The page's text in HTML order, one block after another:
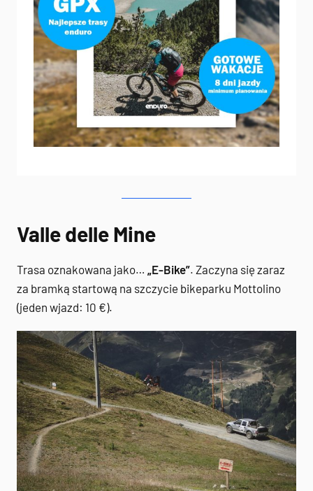
Valle delle Mine
Trasa oznakowana jako… „E-Bike”. Zaczyna się zaraz
za bramką startową na szczycie bikeparku Mottolino
(jeden wjazd: 10 €).